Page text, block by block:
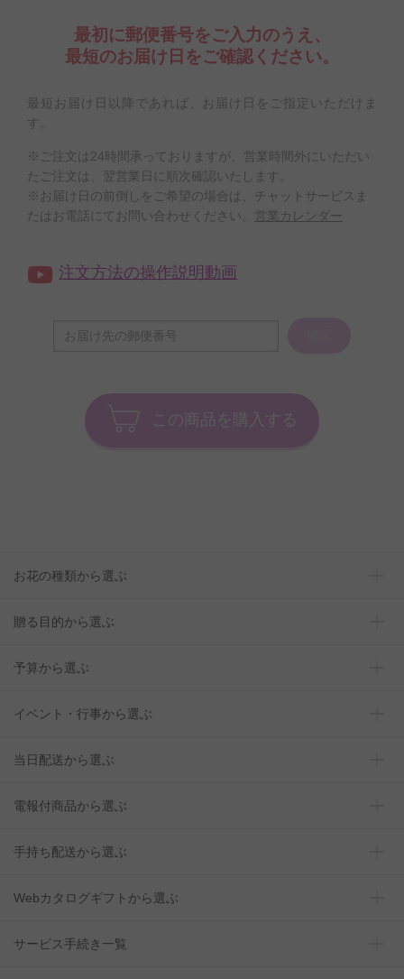
最初に郵便番号をご入力のうえ、
最短のお届け日をご確認ください。
最短お届け日以降であれば、お届け日をご指定いただけま
す。
※ご注文は24時間承っておりますが、営業時間外にいただい
たご注文は、翌営業日に順次確認いたします。
※お届け日の前倒しをご希望の場合は、チャットサービスま
たはお電話にてお問い合わせください。
営業カレンダー
注文方法の操作説明動画
この商品を購入する
お花の種類から選ぶ
贈る目的から選ぶ
予算から選ぶ
イベント・行事から選ぶ
当日配送から選ぶ
電報付商品から選ぶ
手持ち配送から選ぶ
Webカタログギフトから選ぶ
サービス手続き一覧